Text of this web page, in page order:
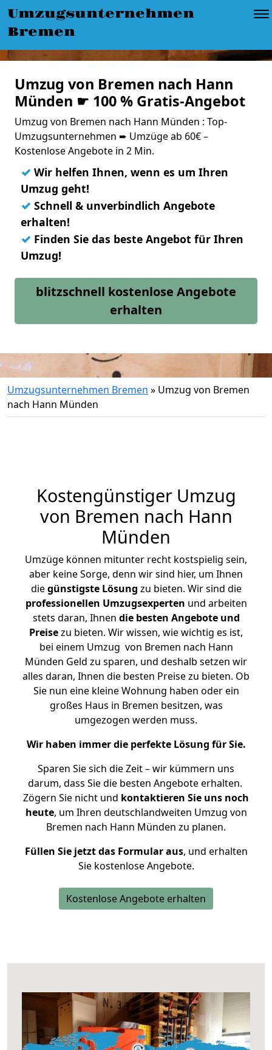
Umzugsunternehmen
Bremen
Umzug von Bremen nach Hann
Münden ☛ 100 % Gratis-Angebot
Umzug von Bremen nach Hann Münden : Top-
Umzugsunternehmen ➨ Umzüge ab 60€ –
Kostenlose Angebote in 2 Min.
✓ Wir helfen Ihnen, wenn es um Ihren
Umzug geht!
✓ Schnell & unverbindlich Angebote
erhalten!
✓ Finden Sie das beste Angebot für Ihren
Umzug!
blitzschnell kostenlose Angebote
erhalten
Umzugsunternehmen Bremen » Umzug von Bremen
nach Hann Münden
Kostengünstiger Umzug
von Bremen nach Hann
Münden
Umzüge können mitunter recht kostspielig sein,
aber keine Sorge, denn wir sind hier, um Ihnen
diegünstigste Lösung zu bieten. Wir sind die
professionellen Umzugsexperten und arbeiten
stets daran, Ihnen die besten Angebote und
Preisezu bieten. Wir wissen, wie wichtig es ist,
bei einem Umzug von Bremen nach Hann
Münden Geld zu sparen, und deshalb setzen wir
alles daran, Ihnen die besten Preise zu bieten. Ob
Sie nun eine kleine Wohnung haben oder ein
großes Haus in Bremen besitzen, was
umgezogen werden muss.
Wir haben immer die perfekte Lösung für Sie.
Sparen Sie sich die Zeit – wir kümmern uns
darum, dass Sie die besten Angebote erhalten.
Zögern Sie nicht und kontaktieren Sie uns noch
heute, um Ihren deutschlandweiten Umzug von
Bremen nach Hann Münden zu planen.
Füllen Sie jetzt das Formular aus, und erhalten
Sie kostenlose Angebote.
Kostenlose Angebote erhalten